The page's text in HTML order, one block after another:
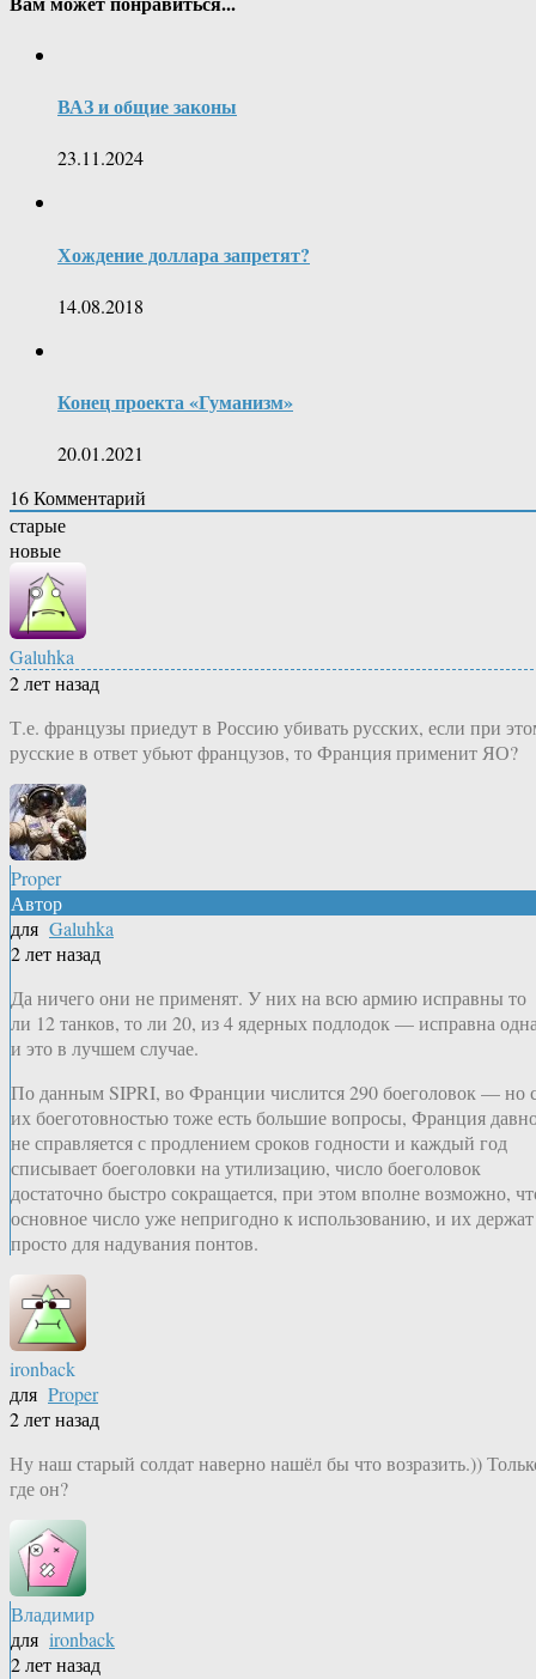
ВАЗ и общие законы
23.11.2024
Хождение доллара запретят?
14.08.2018
Конец проекта «Гуманизм»
20.01.2021
16Комментарий
старые
новые
Galuhka
2 лет назад
Т.е. французы приедут в Россию убивать русских, если при
русские в ответ убьют французов, то Франция применит ЯО?
Proper
Автор
для Galuhka
2 лет назад
Да ничего они не применят. У них на всю армию исправны то
ли 12 танков, то ли 20, из 4 ядерных подлодок — исправна
и это в лучшем случае.
По данным SIPRI, во Франции числится 290 боеголовок — но
их боеготовностью тоже есть большие вопросы, Франция
не справляется с продлением сроков годности и каждый год
списывает боеголовки на утилизацию, число боеголовок
достаточно быстро сокращается, при этом вполне возможно,
основное число уже непригодно к использованию, и их держат
просто для надувания понтов.
ironback
для Proper
2 лет назад
Ну наш старый солдат наверно нашёл бы что возразить.))
где он?
Владимир
для ironback
2 лет назад